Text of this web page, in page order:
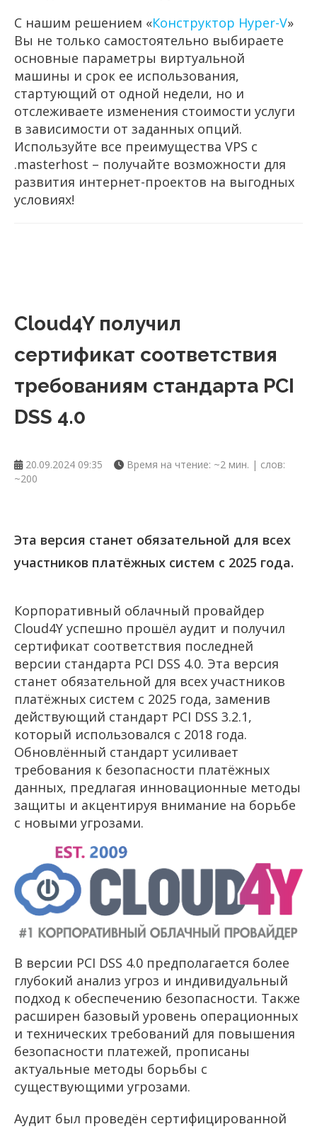
С нашим решением «Конструктор Hyper-V»
Вы не только самостоятельно выбираете
основные параметры виртуальной
машины и срок ее использования,
стартующий от одной недели, но и
отслеживаете изменения стоимости услуги
в зависимости от заданных опций.
Используйте все преимущества VPS с
.masterhost – получайте возможности для
развития интернет-проектов на выгодных
условиях!
Cloud4Y получил
сертификат соответствия
требованиям стандарта PCI
DSS 4.0
20.09.2024 09:35
Время на чтение: ~2 мин. | слов:
~200
Эта версия станет обязательной для всех
участников платёжных систем с 2025 года.
Корпоративный облачный провайдер
Cloud4Y успешно прошёл аудит и получил
сертификат соответствия последней
версии стандарта PCI DSS 4.0. Эта версия
станет обязательной для всех участников
платёжных систем с 2025 года, заменив
действующий стандарт PCI DSS 3.2.1,
который использовался с 2018 года.
Обновлённый стандарт усиливает
требования к безопасности платёжных
данных, предлагая инновационные методы
защиты и акцентируя внимание на борьбе
с новыми угрозами.
В версии PCI DSS 4.0 предполагается более
глубокий анализ угроз и индивидуальный
подход к обеспечению безопасности. Также
расширен базовый уровень операционных
и технических требований для повышения
безопасности платежей, прописаны
актуальные методы борьбы с
существующими угрозами.
Аудит был проведён сертифицированной